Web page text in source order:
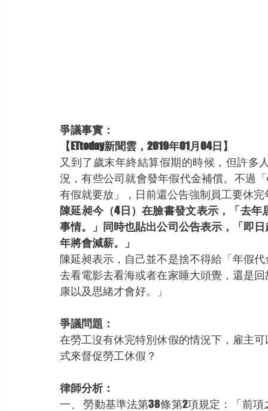
爭議事實：
【ETtoday新聞雲，2019年01月04日】
又到了歲末年終結算假期的時候，但許多
況，有些公司就會發年假代金補償。不過
有假就要放」，日前還公告強制員工要休
陳延昶今（4日）在臉書發文表示，「去
事情。」同時也貼出公司公告表示，「即
年將會減薪。」
陳延昶表示，自己並不是捨不得給「年假
去看電影去看海或者在家睡大頭覺，還是
康以及思緒才會好。」
爭議問題：
在勞工沒有休完特別休假的情況下，雇主
式來督促勞工休假？
律師分析：
一、 勞動基準法第38條第2項規定：「前